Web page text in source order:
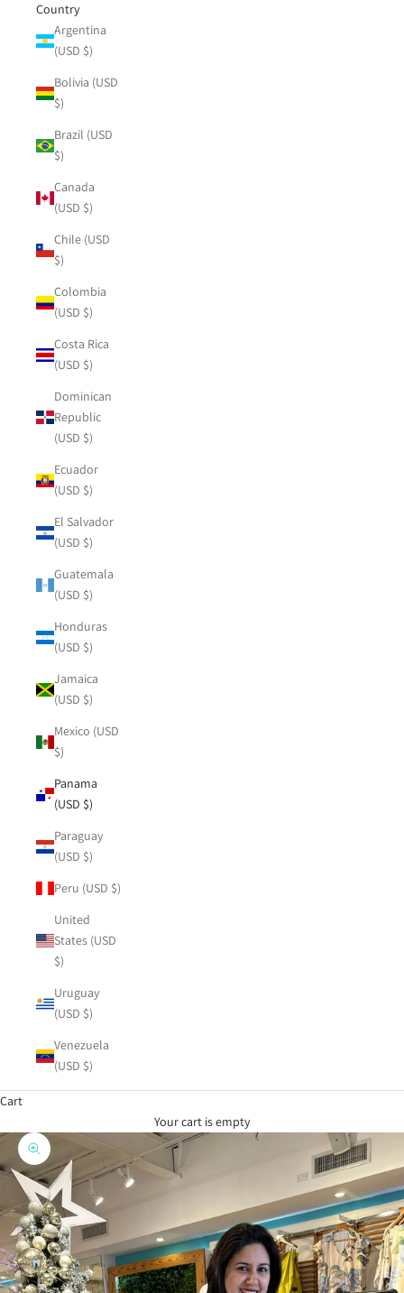
Country
Argentina
(USD $)
Bolivia (USD
$)
Brazil (USD
$)
Canada
(USD $)
Chile (USD
$)
Colombia
(USD $)
Costa Rica
(USD $)
Dominican
Republic
(USD $)
Ecuador
(USD $)
El Salvador
(USD $)
Guatemala
(USD $)
Honduras
(USD $)
Jamaica
(USD $)
Mexico (USD
$)
Panama
(USD $)
Paraguay
(USD $)
Peru (USD $)
United
States (USD
$)
Uruguay
(USD $)
Venezuela
(USD $)
Cart
Your cart is empty
Zoom picture